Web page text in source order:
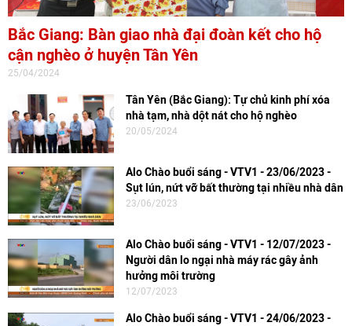
Bắc Giang: Bàn giao nhà đại đoàn kết cho hộ
cận nghèo ở huyện Tân Yên
25/04/2024
Tân Yên (Bắc Giang): Tự chủ kinh phí xóa
nhà tạm, nhà dột nát cho hộ nghèo
20/05/2024
Alo Chào buổi sáng - VTV1 - 23/06/2023 -
Sụt lún, nứt vỡ bất thường tại nhiều nhà dân
23/06/2023
Alo Chào buổi sáng - VTV1 - 12/07/2023 -
Người dân lo ngại nhà máy rác gây ảnh
hưởng môi trường
12/07/2023
Alo Chào buổi sáng - VTV1 - 24/06/2023 -